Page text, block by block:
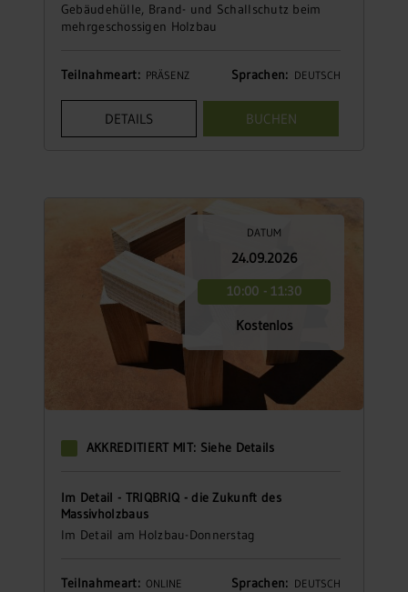
Gebäudehülle, Brand- und Schallschutz beim
mehrgeschossigen Holzbau
Teilnahmeart: PRÄSENZ Sprachen: DEUTSCH
DETAILS BUCHEN
DATUM
24.09.2026
10:00 - 11:30
Kostenlos
AKKREDITIERT MIT: Siehe Details
Im Detail - TRIQBRIQ - die Zukunft des
Massivholzbaus
Im Detail am Holzbau-Donnerstag
Teilnahmeart:ONLINE Sprachen: DEUTSCH